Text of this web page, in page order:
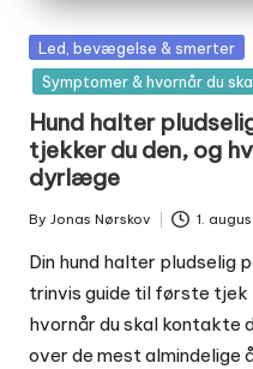
Posted
in
Led, bevægelse & smerter
Symptomer & hvornår du
Hund halter
tjekker du den, og
dyrlæge
Posted
by
By Jonas Nørskov 1.
Din hund halter pludselig
trinvis guide til første tjek
hvornår du skal
over de mest almindelige